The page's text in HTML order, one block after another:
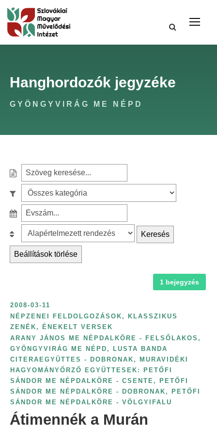
Hanghordozók jegyzéke
GYÖNGYVIRÁG ME NÉPD
e
c
f
o
z
é
s
e
g
ó
r
i
a
s
z
e
r
z
é
v
s
z
á
m
s
z
e
r
i
e
s
l
á
s
:
Keresés
Beállítások törlése
1 bejegyzés
2008-03-11
NÉPZENEI FELDOLGOZÁSOK, KLASSZIKUS
ZENÉK, ÉNEKELT VERSEK
ARANY JÁNOS ME NÉPDALKÖRE - FELSŐLAKOS ,
GYÖNGYVIRÁG ME NÉPD , LUSTA BANDA
CITERAEGYÜTTES - DOBRONAK , MURAVIDÉKI
HAGYOMÁNYŐRZŐ EGYÜTTESEK: PETŐFI
SÁNDOR ME NÉPDALKÖRE - CSENTE , PETŐFI
SÁNDOR ME NÉPDALKÖRE - DOBRONAK , PETŐFI
SÁNDOR ME NÉPDALKÖRE - VÖLGYIFALU
Átimennék a Murán